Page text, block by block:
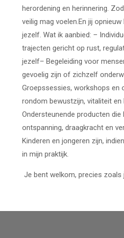
herordening en herinnering.
veilig mag voelen.En jij
jezelf. Wat ik aanbied: –
trajecten gericht op rust,
jezelf– Begeleiding voor
gevoelig zijn of zichzelf
Groepssessies, workshops en
rondom bewustzijn, vitaliteit en
Ondersteunende producten die
ontspanning, draagkracht en
Kinderen en jongeren zijn,
in mijn praktijk.
Je bent welkom, precies zoals